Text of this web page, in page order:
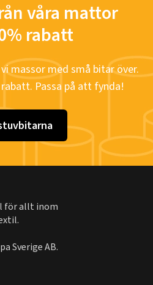
våra mattor
rabatt
massor med små bitar över.
Passa på att fynda!
för allt inom
Sverige AB.